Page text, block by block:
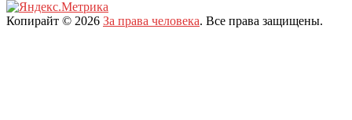
Копирайт © 2026 За права человека. Все права защищены.